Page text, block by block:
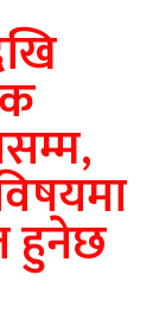
हुनेछ